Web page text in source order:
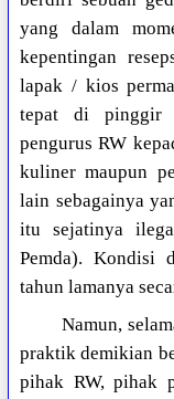
yang dalam
kepentingan
lapak / kios
tepat di pinggir
pengurus RW
kuliner maupun
lain sebagainya
itu sejatinya
Pemda). Kondisi
tahun lamanya
Namun,
praktik demikian
pihak RW, pihak